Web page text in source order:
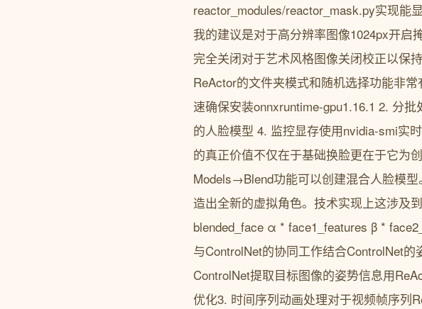
reactor_modules/reactor_mask.py实现能
我的建议是对于高分辨率图像1024px开启
完全关闭对于艺术风格图像关闭校正以保
ReActor的文件夹模式和随机选择功能非
速确保安装onnxruntime-gpu1.16.1 2. 分
的人脸模型 4. 监控显存使用nvidia-smi实
的真正价值不仅在于基础换脸更在于它为
Models→Blend功能可以创建混合人脸模
造出全新的虚拟角色。技术实现上这涉及
blended_face α * face1_features β *
与ControlNet的协同工作结合ControlNet
ControlNet提取目标图像的姿势信息用
优化3. 时间序列动画处理对于视频帧序列